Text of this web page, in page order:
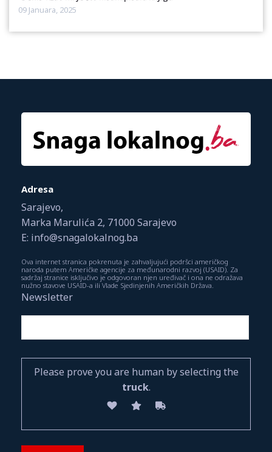
09 Januara, 2025
Adresa
Sarajevo,
Marka Marulića 2, 71000 Sarajevo
E: info@snagalokalnog.ba
Ova internet stranica pokrenuta je zahvaljujući podršci američkog
naroda putem Američke agencije za međunarodni razvoj (USAID). Za
sadržaj stranice isključivo je odgovoran njen uređivač i ona ne odražava
nužno stavove USAID-a ili Vlade Sjedinjenih Američkih Država.
Newsletter
Please prove you are human by selecting the
truck.